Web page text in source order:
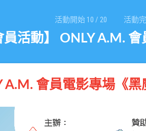
活動開始 10 / 20 活動
員活動】 ONLY A.M.
A.M. 會員電影專場《黑